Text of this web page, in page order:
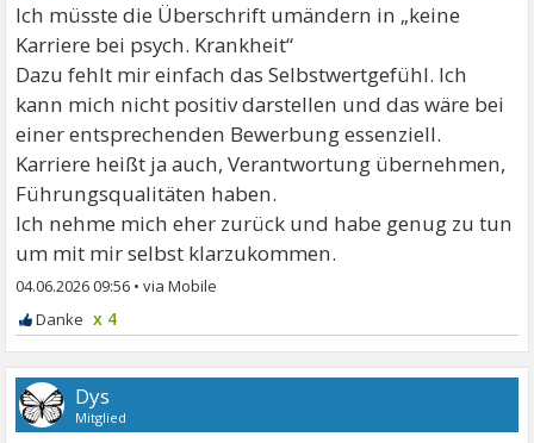
Ich müsste die Überschrift umändern in „keine
Karriere bei psych. Krankheit“
Dazu fehlt mir einfach das Selbstwertgefühl. Ich
kann mich nicht positiv darstellen und das wäre bei
einer entsprechenden Bewerbung essenziell.
Karriere heißt ja auch, Verantwortung übernehmen,
Führungsqualitäten haben.
Ich nehme mich eher zurück und habe genug zu tun
um mit mir selbst klarzukommen.
04.06.2026 09:56 •
x 4
Dys
Mitglied